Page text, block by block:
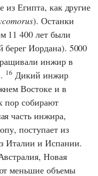
из Египта, как другие
). Останки
11 400 лет были
Иордана). 5000
инжир в
16 Дикий инжир
Востоке и в
пор собирают
часть инжира,
поступает из
Италии и Испании.
Новая
меньшие объемы